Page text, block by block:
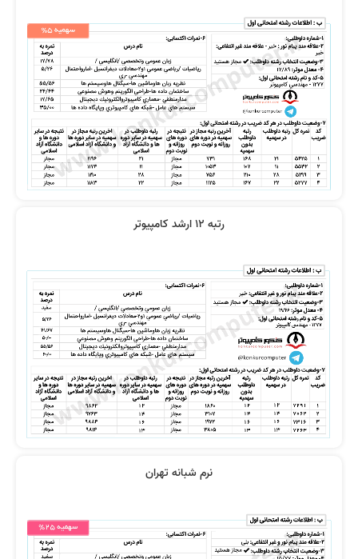
نظر پارسا شریعت ویدیوها از نظر کیفیت عالی بودند
نظر پیمان هاشمی نظر رتبه 40 کنکور
رتبه 12 ارشد کامپیوتر
نرم شبانه تهران